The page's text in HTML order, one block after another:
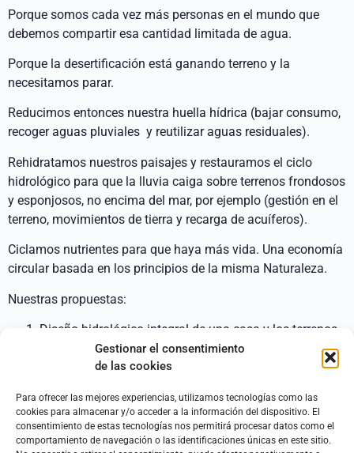
Gestionar el consentimiento
de las cookies
Para ofrecer las mejores experiencias, utilizamos tecnologías como las
cookies para almacenar y/o acceder a la información del dispositivo. El
consentimiento de estas tecnologías nos permitirá procesar datos como el
comportamiento de navegación o las identificaciones únicas en este sitio.
Porque somos cada vez más personas en el mundo que
debemos compartir esa cantidad limitada de agua.
Porque la desertificación está ganando terreno y la
necesitamos parar.
Reducimos entonces nuestra huella hídrica (bajar consumo,
recoger aguas pluviales y reutilizar aguas residuales).
Rehidratamos nuestros paisajes y restauramos el ciclo
hidrológico para que la lluvia caiga sobre terrenos frondosos
y esponjosos, no encima del mar, por ejemplo (gestión en el
terreno, movimientos de tierra y recarga de acuíferos).
Ciclamos nutrientes para que haya más vida. Una economía
circular basada en los principios de la misma Naturaleza.
Nuestras propuestas:
Diseño hidrológico integral de una casa y los terrenos
colindantes a ella. El mismo patrón para un proyecto
agrícola o terreno rústico
una manera óptima, tanto en depósitos y balsas como
en el mismo paisaje, nutriendo la microbiología del
suelo y recargando acuíferos.